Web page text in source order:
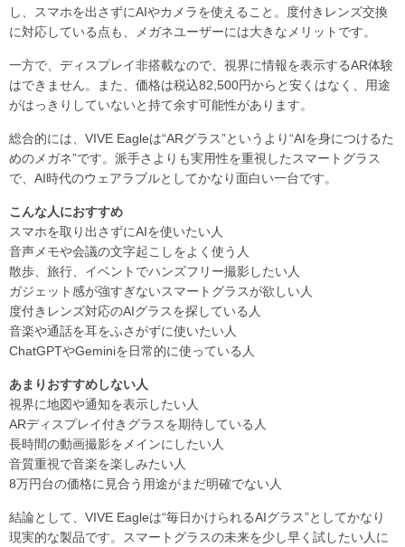
し、スマホを出さずにAIやカメラを使えること。度付きレンズ交換
に対応している点も、メガネユーザーには大きなメリットです。
一方で、ディスプレイ非搭載なので、視界に情報を表示するAR体験
はできません。また、価格は税込82,500円からと安くはなく、用途
がはっきりしていないと持て余す可能性があります。
総合的には、VIVE Eagleは“ARグラス”というより“AIを身につけるた
めのメガネ”です。派手さよりも実用性を重視したスマートグラス
で、AI時代のウェアラブルとしてかなり面白い一台です。
こんな人におすすめ
スマホを取り出さずにAIを使いたい人
音声メモや会議の文字起こしをよく使う人
散歩、旅行、イベントでハンズフリー撮影したい人
ガジェット感が強すぎないスマートグラスが欲しい人
度付きレンズ対応のAIグラスを探している人
音楽や通話を耳をふさがずに使いたい人
ChatGPTやGeminiを日常的に使っている人
あまりおすすめしない人
視界に地図や通知を表示したい人
ARディスプレイ付きグラスを期待している人
長時間の動画撮影をメインにしたい人
音質重視で音楽を楽しみたい人
8万円台の価格に見合う用途がまだ明確でない人
結論として、VIVE Eagleは“毎日かけられるAIグラス”としてかなり
現実的な製品です。スマートグラスの未来を少し早く試したい人に